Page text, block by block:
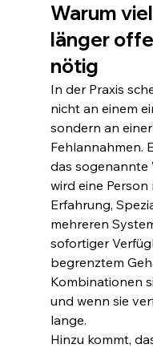
Warum
länger
nötig
In der Praxis
nicht an einem
sondern an
Fehlannahmen.
das sogenannte
wird eine
Erfahrung,
mehreren
sofortiger
begrenztem
Kombinationen
und wenn sie
lange.
Hinzu kommt,